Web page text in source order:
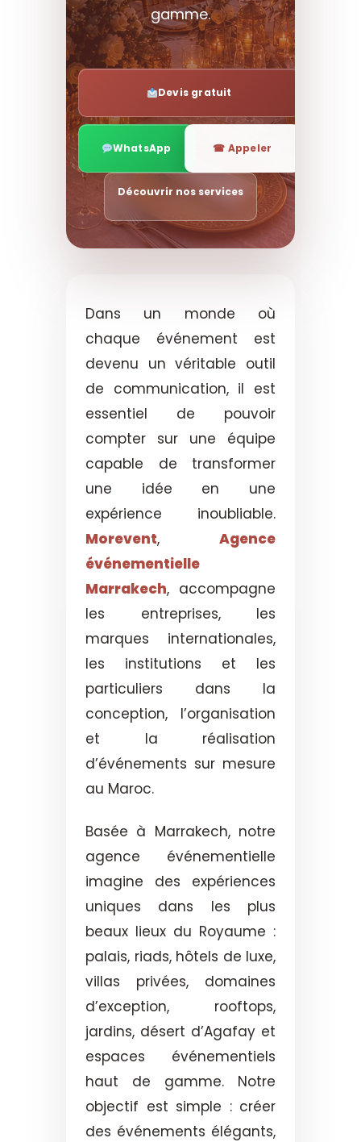
gamme.
Devis gratuit
WhatsApp ☎ Appeler
Découvrir nos services
Dans un monde où
chaque événement est
devenu un véritable outil
de communication, il est
essentiel de pouvoir
compter sur une équipe
capable de transformer
une idée en une
expérience inoubliable.
Morevent, Agence
événementielle
Marrakech, accompagne
les entreprises, les
marques internationales,
les institutions et les
particuliers dans la
conception, l’organisation
et la réalisation
d’événements sur mesure
au Maroc.
Basée à Marrakech, notre
agence événementielle
imagine des expériences
uniques dans les plus
beaux lieux du Royaume :
palais, riads, hôtels de luxe,
villas privées, domaines
d’exception, rooftops,
jardins, désert d’Agafay et
espaces événementiels
haut de gamme. Notre
objectif est simple : créer
des événements élégants,